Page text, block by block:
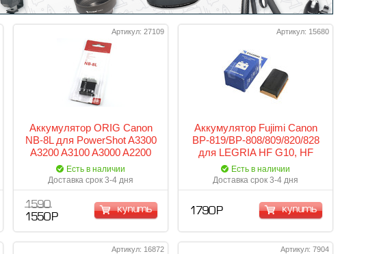
Артикул: 27109
Аккумулятор ORIG Canon
NB-8L для PowerShot A3300
A3200 A3100 A3000 A2200
A1200 IS
Есть в наличии
Доставка срок 3-4 дня
1 590
1 550 Р
купить
Артикул: 15680
Аккумулятор Fujimi Canon
BP-819/BP-808/809/820/828
для LEGRIA HF G10, HF
M306, M31, M32, M36,
M406, M41, M46, HF S10,
S100, S11, S20, S200, S21,
S30, HF10, HF100, HF11,
HF20, HF200, HF21, HG20,
Есть в наличии
Доставка срок 3-4 дня
1 790 Р купить
Артикул: 16872 Артикул: 7904